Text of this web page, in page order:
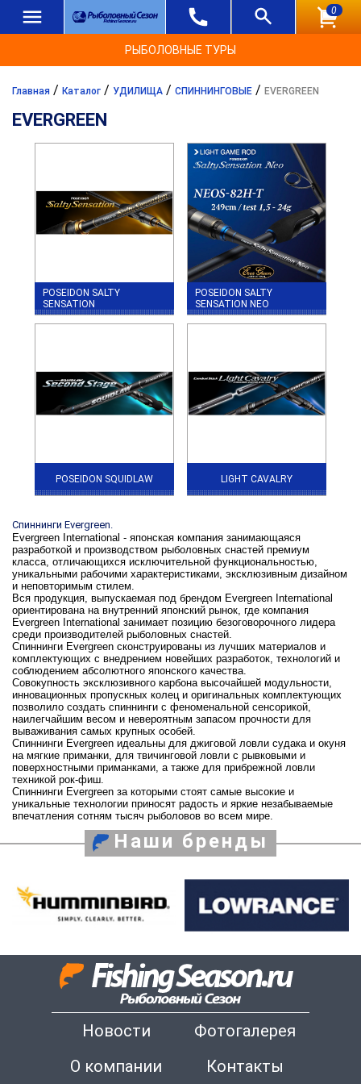
0
РЫБОЛОВНЫЕ ТУРЫ
Главная / Каталог / УДИЛИЩА / СПИННИНГОВЫЕ / EVERGREEN
EVERGREEN
POSEIDON SALTY
SENSATION
POSEIDON SALTY
SENSATION NEO
POSEIDON SQUIDLAW LIGHT CAVALRY
Спиннинги Evergreen.
Evergreen International - японская компания занимающаяся
разработкой и производством рыболовных снастей премиум
класса, отличающихся исключительной функциональностью,
уникальными рабочими характеристиками, эксклюзивным дизайном
и неповторимым стилем.
Вся продукция, выпускаемая под брендом Evergreen International
ориентирована на внутренний японский рынок, где компания
Evergreen International занимает позицию безоговорочного лидера
среди производителей рыболовных снастей.
Спиннинги Evergreen сконструированы из лучших материалов и
комплектующих с внедрением новейших разработок, технологий и
соблюдением абсолютного японского качества.
Совокупность эксклюзивного карбона высочайшей модульности,
инновационных пропускных колец и оригинальных комплектующих
позволило создать спиннинги с феноменальной сенсорикой,
наилегчайшим весом и невероятным запасом прочности для
вываживания самых крупных особей.
Спиннинги Evergreen идеальны для джиговой ловли судака и окуня
на мягкие приманки, для твичинговой ловли с рывковыми и
поверхностными приманками, а также для прибрежной ловли
техникой рок-фиш.
Спиннинги Evergreen за которыми стоят самые высокие и
уникальные технологии приносят радость и яркие незабываемые
впечатления сотням тысяч рыболовов во всем мире.
Наши бренды
Новости
Фотогалерея
О компании
Контакты